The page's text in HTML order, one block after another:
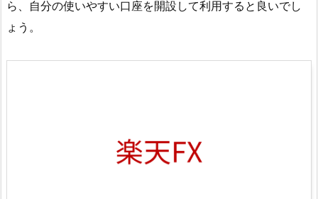
ら、自分の使いやすい口座を開設して利用すると良いでし
ょう。